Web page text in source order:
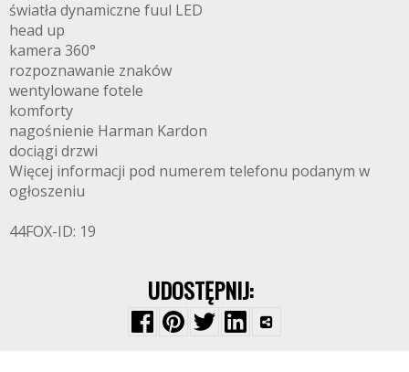
światła dynamiczne fuul LED
head up
kamera 360°
rozpoznawanie znaków
wentylowane fotele
komforty
nagośnienie Harman Kardon
dociągi drzwi
Więcej informacji pod numerem telefonu podanym w
ogłoszeniu
44FOX-ID: 19
UDOSTĘPNIJ: